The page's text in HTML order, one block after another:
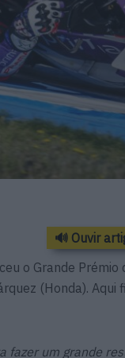
🔊 Ouvir
o Grande
(Honda).
fazer um grande